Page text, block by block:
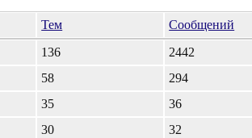
Тем Сообщений
136 2442
58 294
35 36
30 32